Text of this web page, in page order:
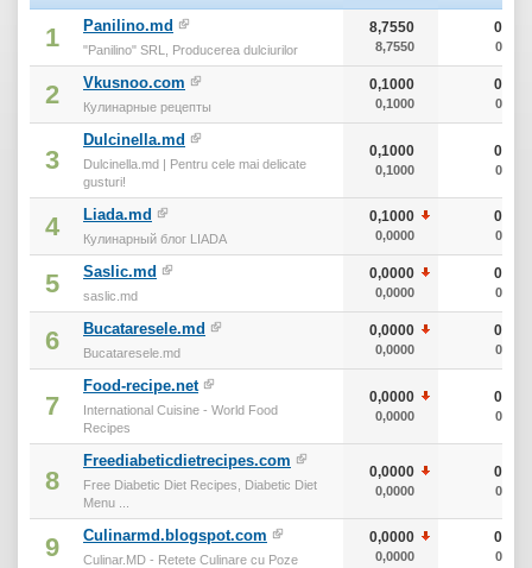
1 Panilino.md
"Panilino" SRL, Producerea dulciurilor
8,7550
8,7550
0
0
2 Vkusnoo.com
Кулинарные рецепты
0,1000
0,1000
0
0
3
Dulcinella.md
Dulcinella.md | Pentru cele mai delicate
gusturi!
0,1000
0,1000
0
0
4 Liada.md
Кулинарный блог LIADA
0,1000
0,0000
0
0
5 Saslic.md
saslic.md
0,0000
0,0000
0
0
6 Bucataresele.md
Bucataresele.md
0,0000
0,0000
0
0
7
Food-recipe.net
International Cuisine - World Food
Recipes
0,0000
0,0000
0
0
8
Freediabeticdietrecipes.com
Free Diabetic Diet Recipes, Diabetic Diet
Menu ...
0,0000
0,0000
0
0
9 Culinarmd.blogspot.com
Culinar.MD - Retete Culinare cu Poze
0,0000
0,0000
0
0